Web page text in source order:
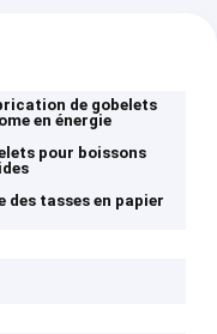
de gobelets
en énergie
pour boissons
des tasses en papier